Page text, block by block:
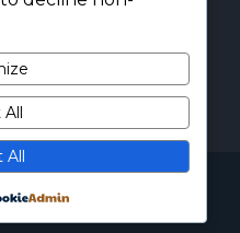
All Rights
All
All